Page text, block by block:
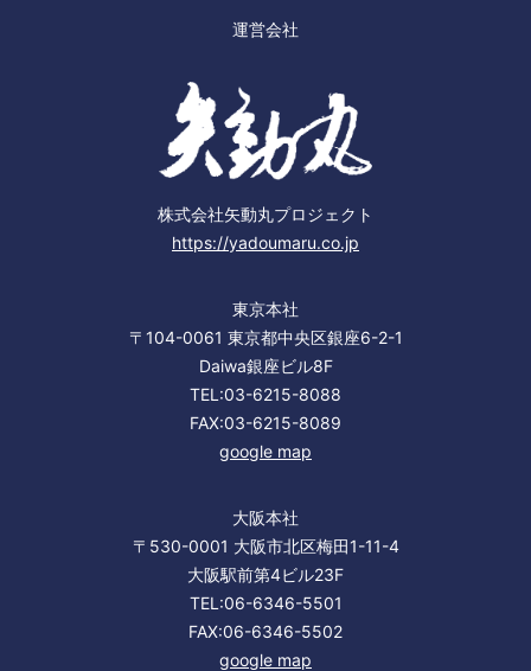
運営会社
株式会社矢動丸プロジェクト
https://yadoumaru.co.jp
東京本社
〒104-0061 東京都中央区銀座6-2-1
Daiwa銀座ビル8F
TEL:03-6215-8088
FAX:03-6215-8089
google map
大阪本社
〒530-0001 大阪市北区梅田1-11-4
大阪駅前第4ビル23F
TEL:06-6346-5501
FAX:06-6346-5502
google map